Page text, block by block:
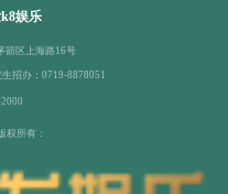
娱乐
箭区上海路16号
招办：0719-8878051
权所有：